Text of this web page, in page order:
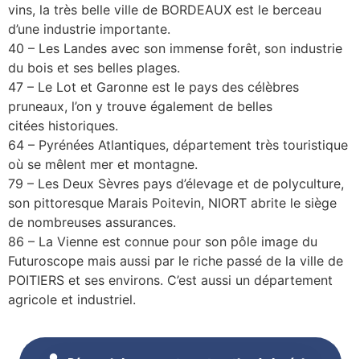
vins, la très belle ville de BORDEAUX est le berceau
d’une industrie importante.
40 – Les Landes avec son immense forêt, son industrie
du bois et ses belles plages.
47 – Le Lot et Garonne est le pays des célèbres
pruneaux, l’on y trouve également de belles
citées historiques.
64 – Pyrénées Atlantiques, département très touristique
où se mêlent mer et montagne.
79 – Les Deux Sèvres pays d’élevage et de polyculture,
son pittoresque Marais Poitevin, NIORT abrite le siège
de nombreuses assurances.
86 – La Vienne est connue pour son pôle image du
Futuroscope mais aussi par le riche passé de la ville de
POITIERS et ses environs. C’est aussi un département
agricole et industriel.